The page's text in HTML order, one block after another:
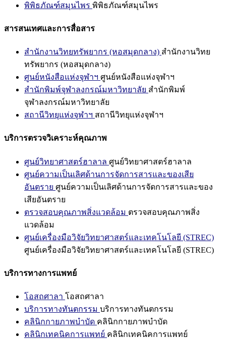
พิพิธภัณฑ์สมุนไพร พิพิธภัณฑ์สมุนไพร
สารสนเทศและการสื่อสาร
สำนักงานวิทยทรัพยากร (หอสมุดกลาง) สำนักงานวิทย
ทรัพยากร (หอสมุดกลาง)
ศูนย์หนังสือแห่งจุฬาฯ ศูนย์หนังสือแห่งจุฬาฯ
สำนักพิมพ์จุฬาลงกรณ์มหาวิทยาลัย สำนักพิมพ์
จุฬาลงกรณ์มหาวิทยาลัย
สถานีวิทยุแห่งจุฬาฯ สถานีวิทยุแห่งจุฬาฯ
บริการตรวจวิเคราะห์คุณภาพ
ศูนย์วิทยาศาสตร์ฮาลาล ศูนย์วิทยาศาสตร์ฮาลาล
ศูนย์ความเป็นเลิศด้านการจัดการสารและของเสีย
อันตราย ศูนย์ความเป็นเลิศด้านการจัดการสารและของ
เสียอันตราย
ตรวจสอบคุณภาพสิ่งแวดล้อม ตรวจสอบคุณภาพสิ่ง
แวดล้อม
ศูนย์เครื่องมือวิจัยวิทยาศาสตร์และเทคโนโลยี (STREC)
ศูนย์เครื่องมือวิจัยวิทยาศาสตร์และเทคโนโลยี (STREC)
บริการทางการแพทย์
โอสถศาลา โอสถศาลา
บริการทางทันตกรรม บริการทางทันตกรรม
คลินิกกายภาพบำบัด คลินิกกายภาพบำบัด
คลินิกเทคนิคการแพทย์ คลินิกเทคนิคการแพทย์